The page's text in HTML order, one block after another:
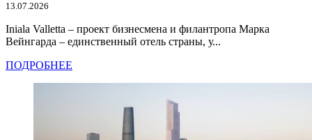
13.07.2026
Iniala Valletta – проект бизнесмена и филантропа Марка
Вейнгарда – единственный отель страны, у...
ПОДРОБНЕЕ